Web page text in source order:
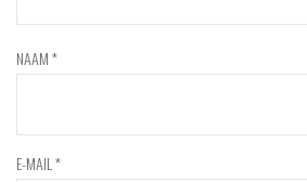
NAAM*
E-MAIL*